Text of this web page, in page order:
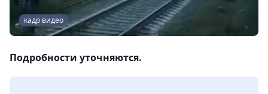
кадр видео
Подробности уточняются.